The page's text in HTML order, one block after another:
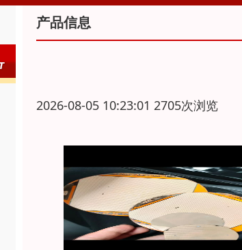
产品信息
2026-08-05 10:23:01 2705次浏览